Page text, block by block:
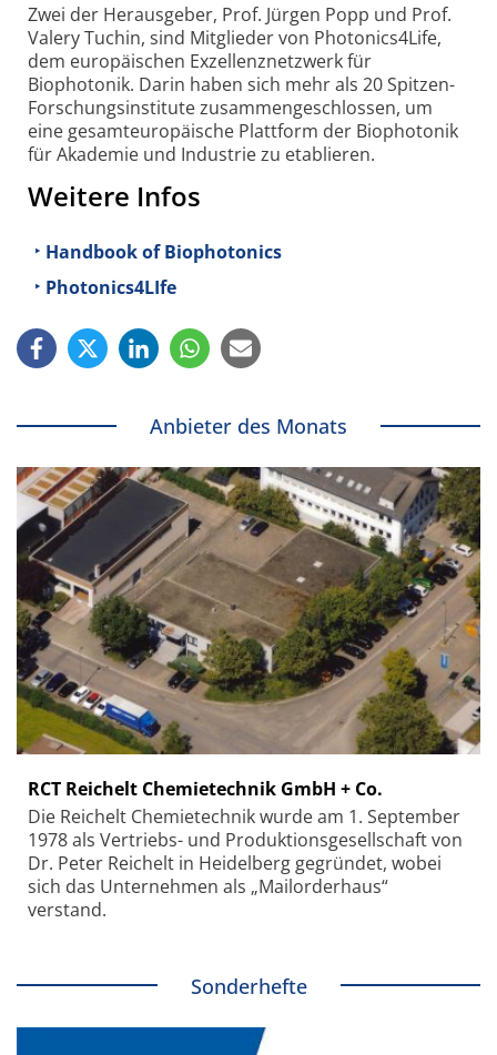
Zwei der Herausgeber, Prof. Jürgen Popp und Prof.
Valery Tuchin, sind Mitglieder von Photonics4Life,
dem europäischen Exzellenznetzwerk für
Biophotonik. Darin haben sich mehr als 20 Spitzen-
Forschungsinstitute zusammengeschlossen, um
eine gesamteuropäische Plattform der Biophotonik
für Akademie und Industrie zu etablieren.
Weitere Infos
Handbook of Biophotonics
Photonics4LIfe
Anbieter des Monats
RCT Reichelt Chemietechnik GmbH + Co.
Die Reichelt Chemietechnik wurde am 1. September
1978 als Vertriebs- und Produktionsgesellschaft von
Dr. Peter Reichelt in Heidelberg gegründet, wobei
sich das Unternehmen als „Mailorderhaus“
verstand.
Sonderhefte